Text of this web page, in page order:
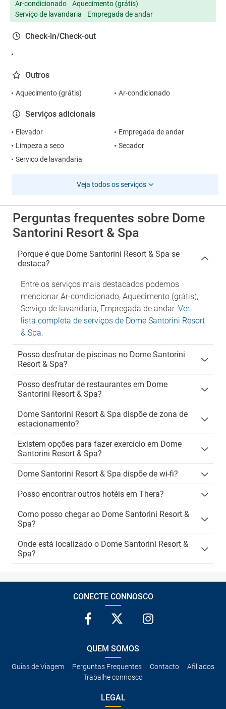
Ar-condicionado
Aquecimento (grátis)
Serviço de lavandaria
Empregada de andar
Check-in/Check-out
Outros
Aquecimento (grátis) Ar-condicionado
Serviços adicionais
Elevador
Empregada de andar
Limpeza a seco
Secador
Serviço de lavandaria
Veja todos os serviços
Perguntas frequentes sobre Dome
Santorini Resort & Spa
Porque é que Dome Santorini Resort & Spa se
destaca?
Entre os serviços mais destacados podemos
mencionar Ar-condicionado, Aquecimento (grátis),
Serviço de lavandaria, Empregada de andar. Ver
lista completa de serviços de Dome Santorini Resort
& Spa.
Posso desfrutar de piscinas no Dome Santorini
Resort & Spa?
Posso desfrutar de restaurantes em Dome
Santorini Resort & Spa?
Dome Santorini Resort & Spa dispõe de zona de
estacionamento?
Existem opções para fazer exercício em Dome
Santorini Resort & Spa?
Dome Santorini Resort & Spa dispõe de wi-fi?
Posso encontrar outros hotéis em Thera?
Como posso chegar ao Dome Santorini Resort &
Spa?
Onde está localizado o Dome Santorini Resort &
Spa?
CONECTE CONNOSCO
QUEM SOMOS
Guias de Viagem Perguntas Frequentes Contacto
Afiliados
Trabalhe connosco
LEGAL